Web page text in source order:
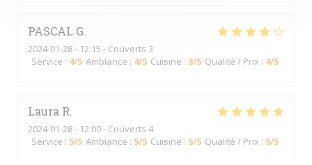
PASCAL G
2024-01-28- 12:15 - Couverts 3
Service : 4/5 Ambiance : 4/5 Cuisine : 3/5 Qualité / Prix : 4/5
Laura R
2024-01-28- 12:00 - Couverts 4
Service : 5/5 Ambiance : 5/5 Cuisine : 5/5 Qualité / Prix : 5/5